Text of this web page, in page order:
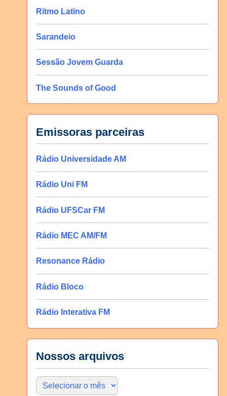
Ritmo Latino
Sarandeio
Sessão Jovem Guarda
The Sounds of Good
Emissoras parceiras
Rádio Universidade AM
Rádio Uni FM
Rádio UFSCar FM
Rádio MEC AM/FM
Resonance Rádio
Rádio Bloco
Rádio Interativa FM
Nossos arquivos